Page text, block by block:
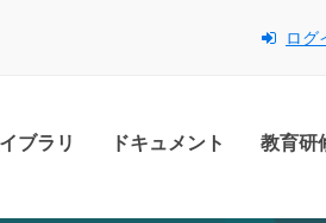
ログ
ブラリ ドキュメント 教育研